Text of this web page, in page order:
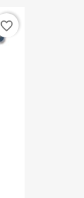
favorite_border